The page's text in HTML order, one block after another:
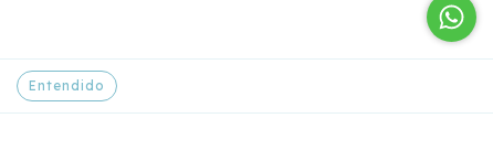
Entendido
Botón de arrepentimiento